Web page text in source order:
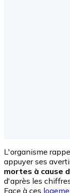
L'organisme
appuyer ses
mortes à cause
d'après les
Face à ces